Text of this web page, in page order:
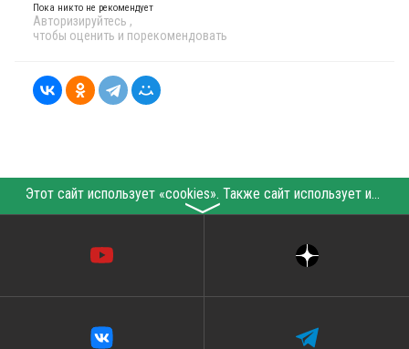
Пока никто не рекомендует
Авторизируйтесь ,
чтобы оценить и порекомендовать
Этот сайт использует «cookies». Также сайт использует интернет-сервис для сбора технических данных касательно посетителей с целью получения маркетинговой и статистической информации. Условия обработки данных посетителей сайта см.
〉